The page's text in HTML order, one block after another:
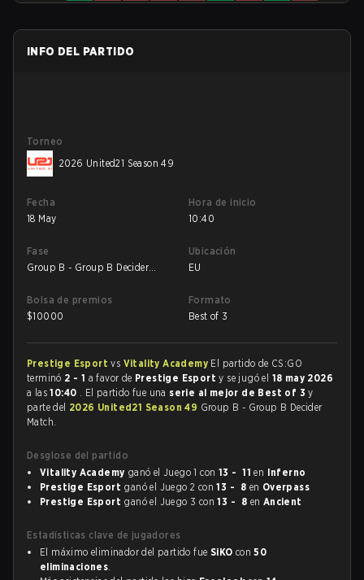
INFO DEL PARTIDO
Torneo
2026 United21 Season 49
Fecha
18 May
Hora de inicio
10:40
Fase
Group B - Group B Decider
Ubicación
EU
Bolsa de premios
$10000
Formato
Best of 3
Prestige Esportvs Vitality Academy El partido de CS:GO
terminó 2 - 1 a favor de Prestige Esporty se jugó el 18 may 2026
a las10:40 . El partido fue una serie al mejor de Best of 3y
parte del 2026 United21 Season 49 Group B - Group B Decider
Match.
Desglose del partido
Vitality Academy ganó el Juego 1 con 13 - 11 en Inferno
Prestige Esport ganó el Juego 2 con13 - 8 en Overpass
Prestige Esport ganó el Juego 3 con13 - 8 en Ancient
Estadísticas clave de jugadores
El máximo eliminador del partido fue SiKO con50
eliminaciones.